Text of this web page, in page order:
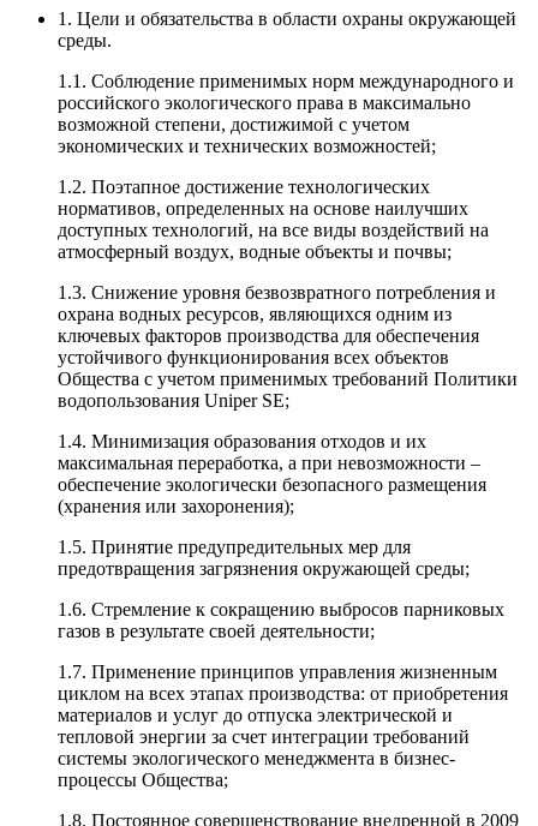
1. Цели и обязательства в области охраны окружающей
среды.
1.1. Соблюдение применимых норм международного и
российского экологического права в максимально
возможной степени, достижимой с учетом
экономических и технических возможностей;
1.2. Поэтапное достижение технологических
нормативов, определенных на основе наилучших
доступных технологий, на все виды воздействий на
атмосферный воздух, водные объекты и почвы;
1.3. Снижение уровня безвозвратного потребления и
охрана водных ресурсов, являющихся одним из
ключевых факторов производства для обеспечения
устойчивого функционирования всех объектов
Общества с учетом применимых требований Политики
водопользования Uniper SE;
1.4. Минимизация образования отходов и их
максимальная переработка, а при невозможности –
обеспечение экологически безопасного размещения
(хранения или захоронения);
1.5. Принятие предупредительных мер для
предотвращения загрязнения окружающей среды;
1.6. Стремление к сокращению выбросов парниковых
газов в результате своей деятельности;
1.7. Применение принципов управления жизненным
циклом на всех этапах производства: от приобретения
материалов и услуг до отпуска электрической и
тепловой энергии за счет интеграции требований
системы экологического менеджмента в бизнес-
процессы Общества;
1.8. Постоянное совершенствование внедренной в 2009